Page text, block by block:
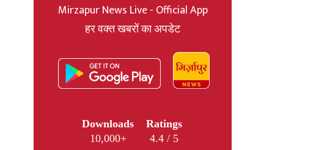
Mirzapur News Live - Official App
हर वक्त खबरों का अपडेट
Downloads
10,000+
Ratings
4.4 / 5